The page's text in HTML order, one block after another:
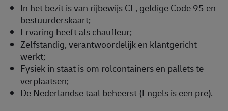
In het bezit is van rijbewijs CE, geldige Code 95 en
bestuurderskaart;
Ervaring heeft als chauffeur;
Zelfstandig, verantwoordelijk en klantgericht
werkt;
Fysiek in staat is om rolcontainers en pallets te
verplaatsen;
De Nederlandse taal beheerst (Engels is een pre).